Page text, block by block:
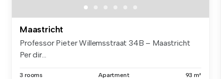
Maastricht
Professor Pieter Willemsstraat 34B – Maastricht
Per dir...
3 rooms Apartment 93 m²